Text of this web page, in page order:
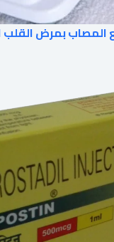
المصاب بمرض القلب